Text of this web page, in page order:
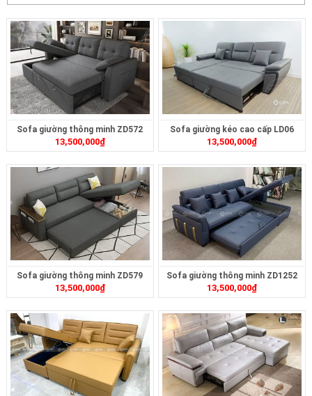
Sofa giường thông minh ZD572
13,500,000₫
Sofa giường kéo cao cấp LD06
13,500,000₫
Sofa giường thông minh ZD579
13,500,000₫
Sofa giường thông minh ZD1252
13,500,000₫